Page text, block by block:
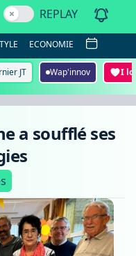
REPLAY
ECONOMIE
JT Wap'innov I
a soufflé ses